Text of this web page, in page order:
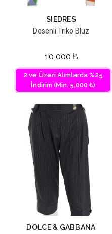
SIEDRES
Desenli Triko Bluz
10,000 ₺
2 ve Üzeri Alımlarda %25
İndirim (Min. 5,000 ₺)
DOLCE & GABBANA